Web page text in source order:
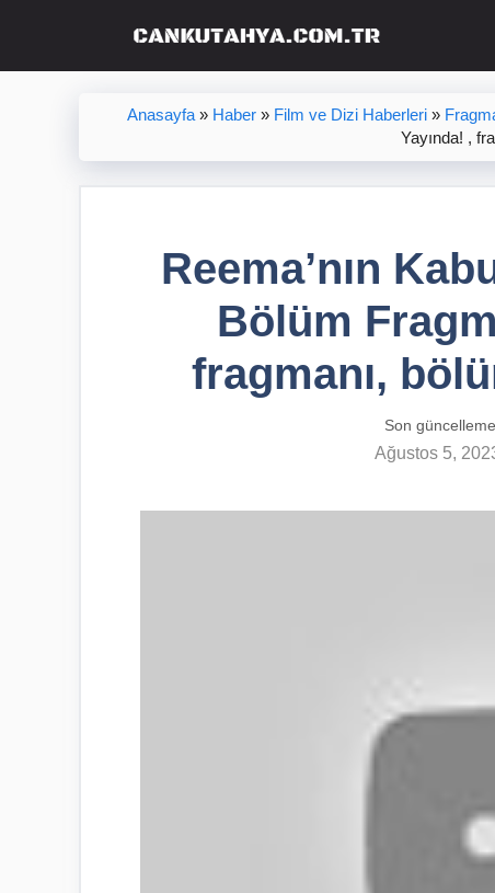
Anasayfa» Haber» Film ve Dizi Haberleri»
Yayında! ,
Reema’nın
Bölüm
fragmanı,
Son
Ağustos 5,